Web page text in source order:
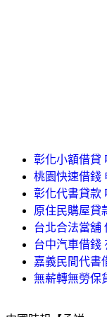
彰化小額借貸
桃園快速借錢
彰化代書貸款
原住民購屋貸
台北合法當舖
台中汽車借錢
嘉義民間代書
無薪轉無勞保